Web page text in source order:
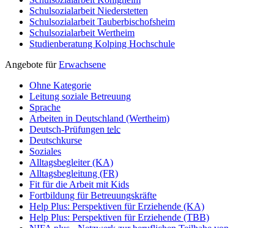
Schulsozialarbeit Niederstetten
Schulsozialarbeit Tauberbischofsheim
Schulsozialarbeit Wertheim
Studienberatung Kolping Hochschule
Angebote fürErwachsene
Ohne Kategorie
Leitung soziale Betreuung
Sprache
Arbeiten in Deutschland (Wertheim)
Deutsch-Prüfungen telc
Deutschkurse
Soziales
Alltagsbegleiter (KA)
Alltagsbegleitung (FR)
Fit für die Arbeit mit Kids
Fortbildung für Betreuungskräfte
Help Plus: Perspektiven für Erziehende (KA)
Help Plus: Perspektiven für Erziehende (TBB)